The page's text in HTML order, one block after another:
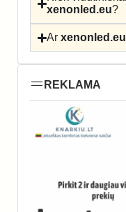
xenonled.eu?
Arxenonled.eu
REKLAMA